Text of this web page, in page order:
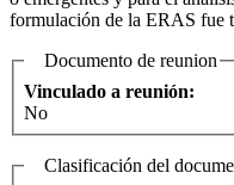
formulación de la ERAS fue
Documento de reunion
Vinculado a reunión:
No
Clasificación del